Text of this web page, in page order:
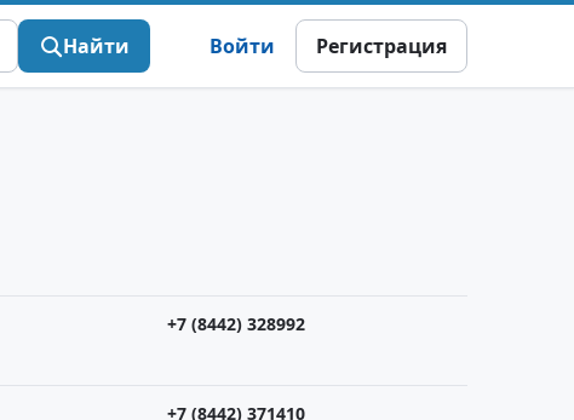
Найти Войти Регистрация
+7 (8442) 328992
+7 (8442) 371410